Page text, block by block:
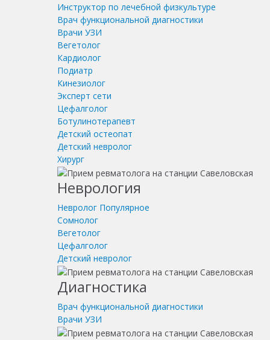
Инструктор по лечебной физкультуре
Врач функциональной диагностики
Врачи УЗИ
Вегетолог
Кардиолог
Подиатр
Кинезиолог
Эксперт сети
Цефалголог
Ботулинотерапевт
Детский остеопат
Детский невролог
Хирург
Неврология
Невролог Популярное
Сомнолог
Вегетолог
Цефалголог
Детский невролог
Диагностика
Врач функциональной диагностики
Врачи УЗИ